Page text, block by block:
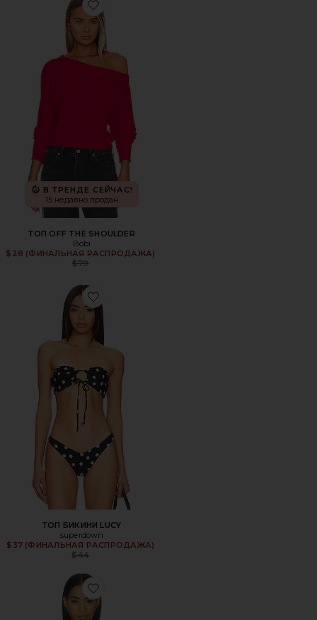
Favorite ТОП OFF THE SHOULDER
В ТРЕНДЕ СЕЙЧАС!
15 недавно продан
ТОП OFF THE SHOULDER
Bobi
$28 (ФИНАЛЬНАЯ РАСПРОДАЖА)
Previous price:
$79
Favorite ТОП БИКИНИ LUCY
ТОП БИКИНИ LUCY
superdown
$37 (ФИНАЛЬНАЯ РАСПРОДАЖА)
$44
Favorite БОДИ EVALINA